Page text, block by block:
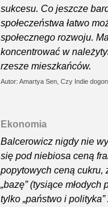
sukcesu. Co jeszcze
społeczeństwa łatwo
społecznego rozwoju.
koncentrować w
rzesze mieszkańców.
Autor: Amartya Sen, Czy Indie
Ekonomia
Balcerowicz nigdy nie
się pod niebiosa ceną
popytowych ceną cukru,
„bazę” (tysiące
tylko „państwo i